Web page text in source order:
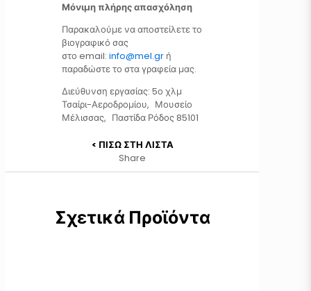
Μόνιμη πλήρης απασχόληση
Παρακαλούμε να αποστείλετε το
βιογραφικό σας
στο email: info@mel.grή
παραδώστε το στα γραφεία μας.
Διεύθυνση εργασίας: 5ο χλμ
Τσαίρι-Αεροδρομίου, Μουσείο
Μέλισσας, Παστίδα Ρόδος 85101
< ΠΙΣΩ ΣΤΗ ΛΙΣΤΑ
Share
Σχετικά Προϊόντα